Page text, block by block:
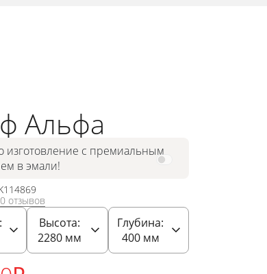
Альфа
изготовление с премиальным
в эмали!
0 отзывов
Высота:
2280мм
Глубина:
400мм